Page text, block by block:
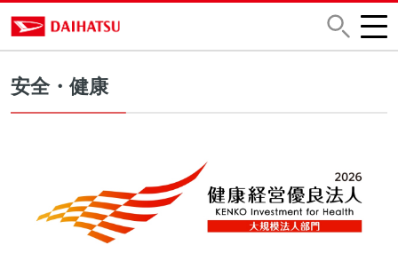
安全・健康